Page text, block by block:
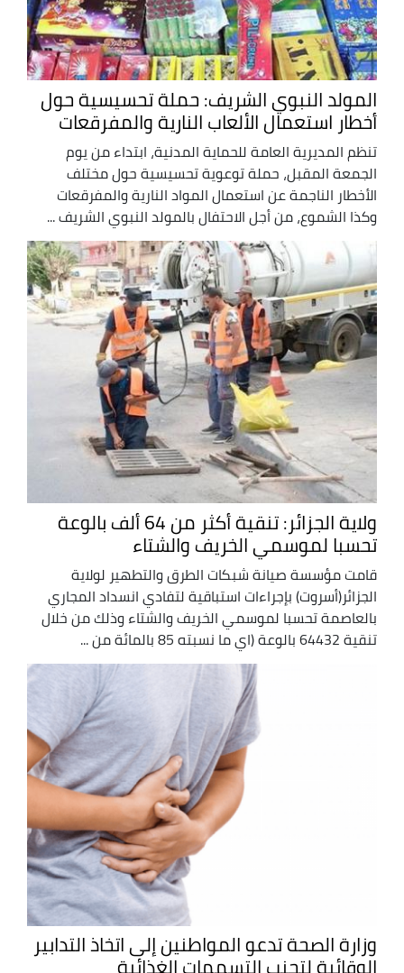
المولد النبوي الشريف: حملة تحسيسية حول
أخطار استعمال الألعاب النارية والمفرقعات
تنظم المديرية العامة للحماية المدنية، ابتداء من يوم
الجمعة المقبل، حملة توعوية تحسيسية حول مختلف
الأخطار الناجمة عن استعمال المواد النارية والمفرقعات
وكذا الشموع، من أجل الاحتفال بالمولد النبوي الشريف ...
ولاية الجزائر: تنقية أكثر من 64 ألف بالوعة
تحسبا لموسمي الخريف والشتاء
قامت مؤسسة صيانة شبكات الطرق والتطهير لولاية
الجزائر(أسروت) بإجراءات استباقية لتفادي انسداد المجاري
بالعاصمة تحسبا لموسمي الخريف والشتاء وذلك من خلال
تنقية 64432 بالوعة (اي ما نسبته 85 بالمائة من ...
وزارة الصحة تدعو المواطنين إلى اتخاذ التدابير